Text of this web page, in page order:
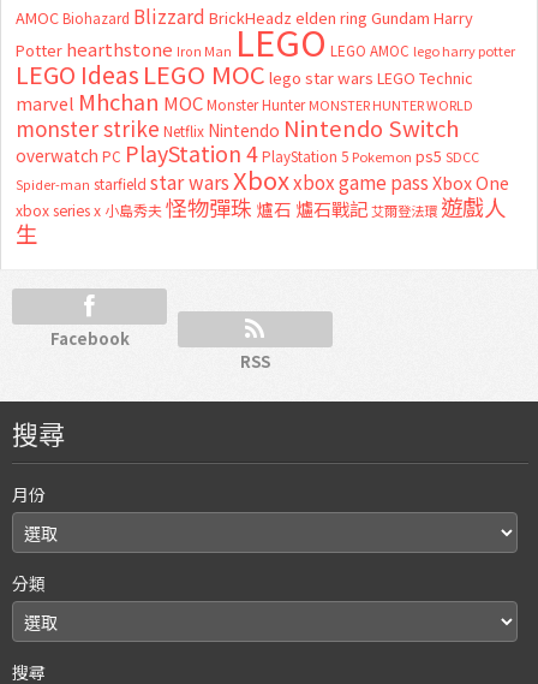
AMOC Biohazard Blizzard BrickHeadz elden ring Gundam Harry
Potter hearthstone Iron Man LEGO LEGO AMOC lego harry potter
LEGO Ideas LEGO MOC lego star wars LEGO Technic
marvel Mhchan MOC Monster Hunter MONSTER HUNTER WORLD
monster strike Netflix Nintendo Nintendo Switch
overwatch PC PlayStation 4 PlayStation 5 Pokemon ps5 SDCC
Spider-man starfield star wars Xboxxbox game passXbox One
xbox series x 小島秀夫怪物彈珠 爐石 爐石戰記艾爾登法環 遊戲人
生
Facebook
RSS
搜尋
月份
分類
搜尋